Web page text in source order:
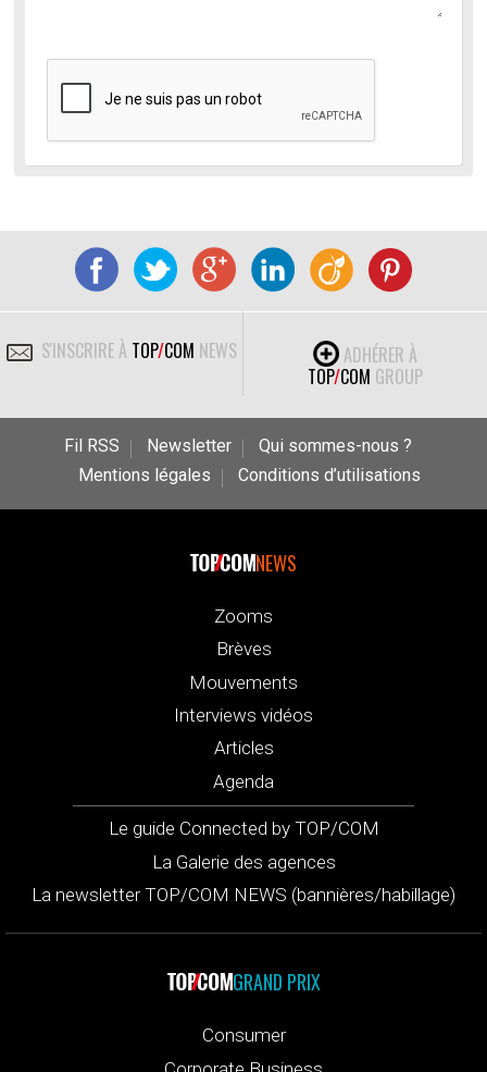
S'INSCRIRE À TOP/COM NEWS
ADHÉRER À
TOP/COM GROUP
Fil RSS Newsletter
Qui sommes-nous ?
Mentions légales
Conditions d’utilisations
NEWS
Zooms
Brèves
Mouvements
Interviews vidéos
Articles
Agenda
Le guide Connected by TOP/COM
La Galerie des agences
La newsletter TOP/COM NEWS (bannières/habillage)
GRAND PRIX
Consumer